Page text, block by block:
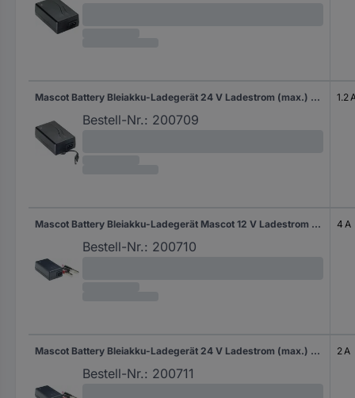
Mascot Battery Bleiakku-Ladegerät 24 V Ladestrom (max.) 1.2 A
Bestell-Nr.: 200709
1.2
Mascot Battery Bleiakku-Ladegerät Mascot 12 V Ladestrom (max.) 4 A
Bestell-Nr.: 200710
4 A
Mascot Battery Bleiakku-Ladegerät 24 V Ladestrom (max.) 2 A
Bestell-Nr.: 200711
2 A